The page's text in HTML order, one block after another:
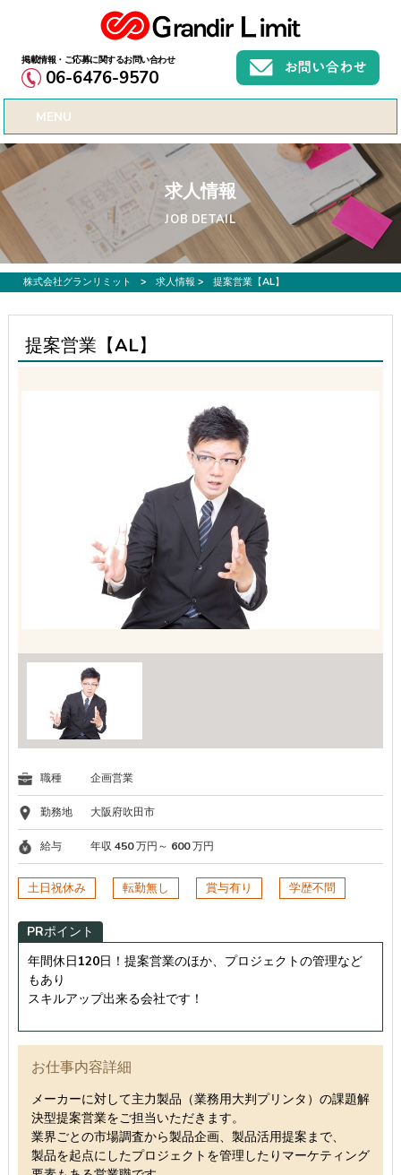
06-6476-9570
MENU
求人情報
JOB DETAIL
株式会社グランリミット > 求人情報 > 提案営業【AL】
提案営業【AL】
職種 企画営業
勤務地 大阪府吹田市
給与 年収 450 万円～ 600 万円
土日祝休み 転勤無し 賞与有り 学歴不問
PRポイント
年間休日120日！提案営業のほか、プロジェクトの管理など
もあり
スキルアップ出来る会社です！
お仕事内容詳細
メーカーに対して主力製品（業務用大判プリンタ）の課題解
決型提案営業をご担当いただきます。
業界ごとの市場調査から製品企画、製品活用提案まで、
製品を起点にしたプロジェクトを管理したりマーケティング